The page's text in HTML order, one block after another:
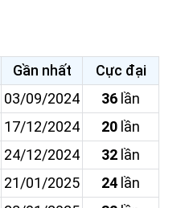
Gần nhất
Cực đại
03/09/2024 36 lần
17/12/2024 20 lần
24/12/2024 32 lần
21/01/2025 24 lần